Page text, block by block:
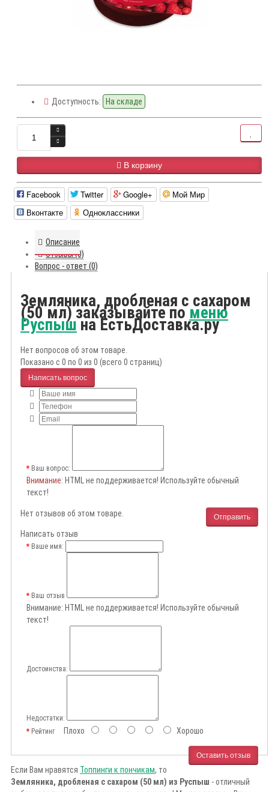
Доступность: На складе
В корзину
Facebook Twitter Google+
Мой Мир
Вконтакте
Одноклассники
Описание
Отзывы (0)
Вопрос - ответ (0)
Земляника, дробленая с сахаром
(50 мл) заказывайте поменю
Руспышна ЕстьДоставка.ру
Нет вопросов об этом товаре.
Показано с 0 по 0 из 0 (всего 0 страниц)
Написать вопрос
Ваш вопрос:
Внимание: HTML не поддерживается! Используйте обычный
текст!
Отправить
Нет отзывов об этом товаре.
Написать отзыв
Ваше имя:
Ваш отзыв
Внимание: HTML не поддерживается! Используйте обычный
текст!
Достоинства:
Недостатки:
РейтингПлохо Хорошо
Оставить отзыв
Если Вам нравятся Топпинги к пончикам, то
Земляника, дробленая с сахаром (50 мл) из Руспыш - отличный